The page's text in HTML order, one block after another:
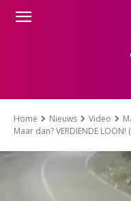
Home Nieuws Video
Maar dan? VERDIENDE LOON!